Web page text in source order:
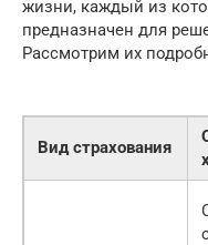
жизни, каждый из
предназначен для
Рассмотрим их
Вид страхования